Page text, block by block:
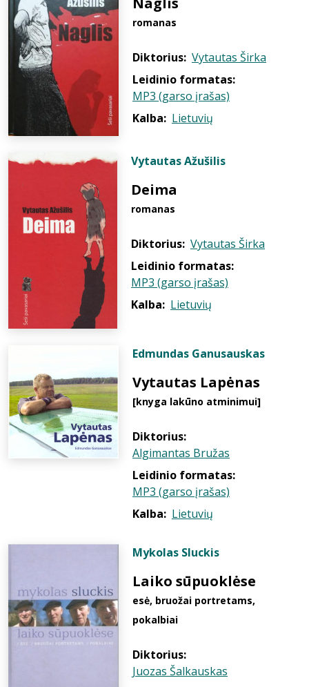
romanas
Diktorius: Vytautas Širka
Leidinio formatas:
MP3 (garso įrašas)
Kalba: Lietuvių
Vytautas Ažušilis
Deima
romanas
Diktorius: Vytautas Širka
Leidinio formatas:
MP3 (garso įrašas)
Kalba: Lietuvių
Edmundas Ganusauskas
Vytautas Lapėnas
[knyga lakūno atminimui]
Diktorius:
Algimantas Bružas
Leidinio formatas:
MP3 (garso įrašas)
Kalba: Lietuvių
Mykolas Sluckis
Laiko sūpuoklėse
esė, bruožai portretams,
pokalbiai
Diktorius:
Juozas Šalkauskas